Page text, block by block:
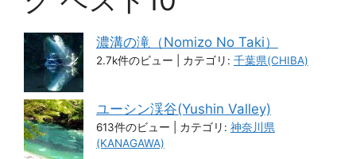
濃溝の滝（Nomizo No Taki）
2.7k件のビュー カテゴリ: 千葉県(CHIBA)
ユーシン渓谷(Yushin Valley)
613件のビュー カテゴリ: 神奈川県
(KANAGAWA)